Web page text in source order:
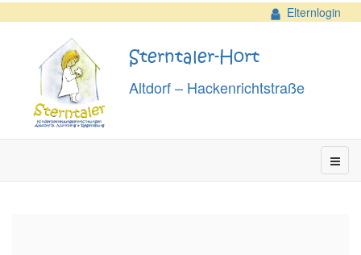
Elternlogin
Sterntaler-Hort
Altdorf – Hackenrichtstraße